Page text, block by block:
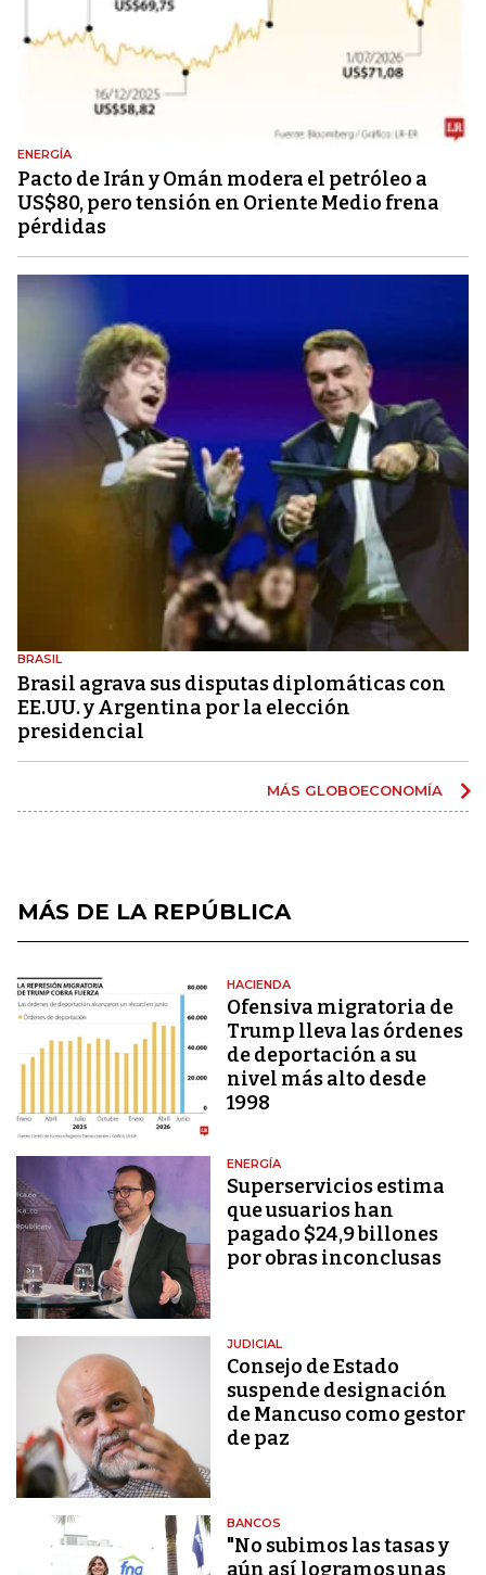
ENERGÍA
Pacto de Irán y Omán modera el petróleo a
US$80, pero tensión en Oriente Medio frena
pérdidas
BRASIL
Brasil agrava sus disputas diplomáticas con
EE.UU. y Argentina por la elección
presidencial
MÁS GLOBOECONOMÍA
MÁS DE LA REPÚBLICA
HACIENDA
Ofensiva migratoria de
Trump lleva las órdenes
de deportación a su
nivel más alto desde
1998
ENERGÍA
Superservicios estima
que usuarios han
pagado $24,9 billones
por obras inconclusas
JUDICIAL
Consejo de Estado
suspende designación
de Mancuso como gestor
de paz
BANCOS
"No subimos las tasas y
aún así logramos unas